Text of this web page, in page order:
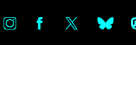
in bsky